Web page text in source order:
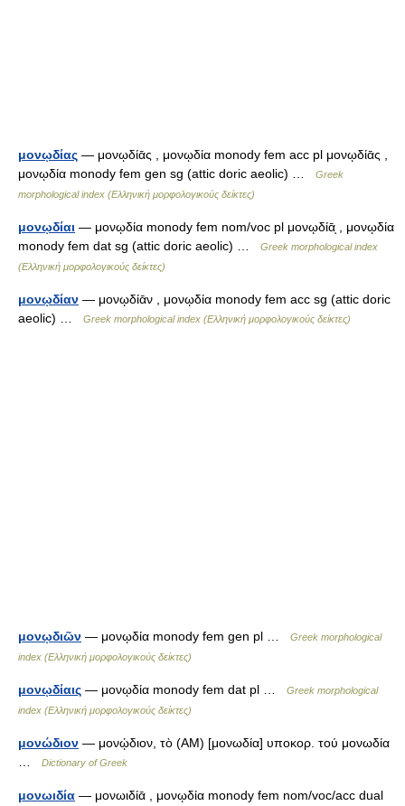
μονῳδίας — μονῳδίᾱς , μονῳδία monody fem acc pl μονῳδίᾱς ,
μονῳδία monody fem gen sg (attic doric aeolic) …
Greek
morphological index (Ελληνική μορφολογικούς δείκτες)
μονῳδίαι — μονῳδία monody fem nom/voc pl μονῳδίᾱͅ , μονῳδία
monody fem dat sg (attic doric aeolic) …
Greek morphological index
(Ελληνική μορφολογικούς δείκτες)
μονῳδίαν — μονῳδίᾱν , μονῳδία monody fem acc sg (attic doric
aeolic) …
Greek morphological index (Ελληνική μορφολογικούς δείκτες)
μονῳδιῶν — μονῳδία monody fem gen pl …
Greek morphological
index (Ελληνική μορφολογικούς δείκτες)
μονῳδίαις — μονῳδία monody fem dat pl …
Greek morphological
index (Ελληνική μορφολογικούς δείκτες)
μονώδιον — μονῴδιον, τὸ (ΑΜ) [μονωδία] υποκορ. τού μονωδία
Dictionary of Greek
μονωιδία — μονωιδίᾱ , μονῳδία monody fem nom/voc/acc dual